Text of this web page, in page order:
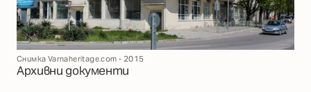
Снимка Varnaheritage.com - 2015
Архивни документи